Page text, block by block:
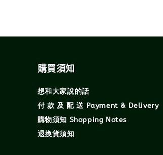
購買須知
想和大家說的話
付 款 及 配 送 Payment & Delivery
購物須知 Shopping Notes
退換貨須知